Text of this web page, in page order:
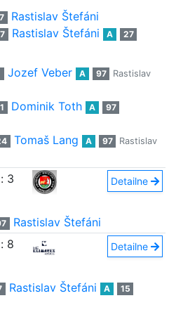
Rastislav Štefáni
Rastislav Štefáni A
27
Jozef Veber A 97
Rastislav
Dominik Toth A
97
Tomaš Lang A 97
Rastislav
: 3 Detailne
Rastislav Štefáni
: 8 Detailne
Rastislav Štefáni A
15